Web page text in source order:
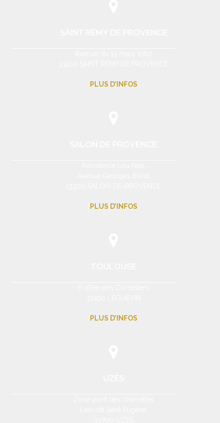
PLUS D’INFOS
PLUS D’INFOS
PLUS D’INFOS